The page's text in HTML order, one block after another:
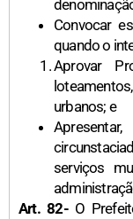
Convocar
quando o
Aprovar
urbanos; e
serviços
Art. 82-O